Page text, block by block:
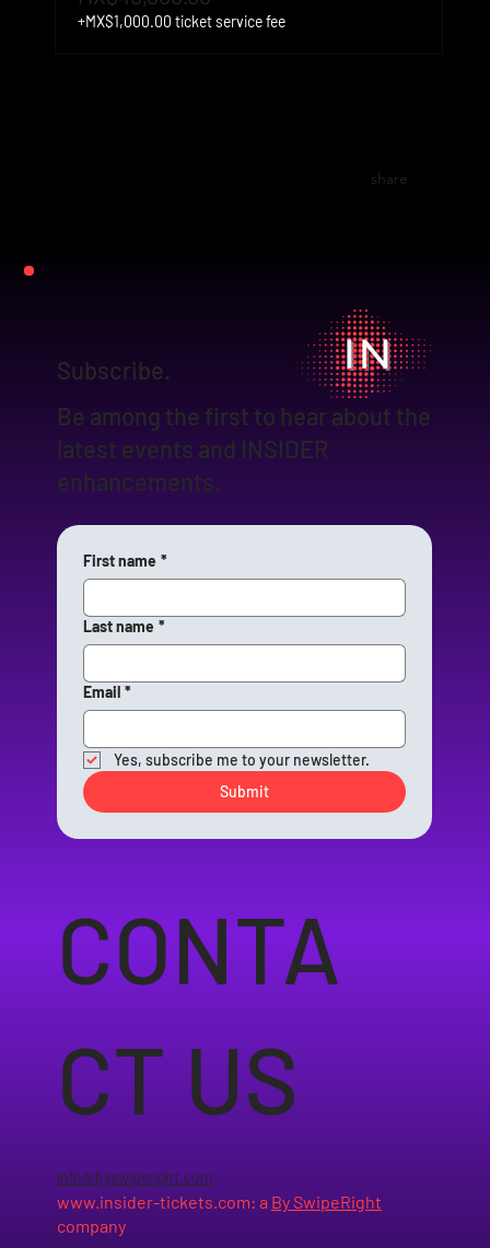
+MX$1,000.00 ticket service fee
share
CONTA
CT US
info@byswiperight.com
www.insider-tickets.com: a By SwipeRight
company
Subscribe.
Be among the first to hear about the
latest events and INSIDER
enhancements.
First name *
Last name *
Email *
Yes, subscribe me to your newsletter.
Submit